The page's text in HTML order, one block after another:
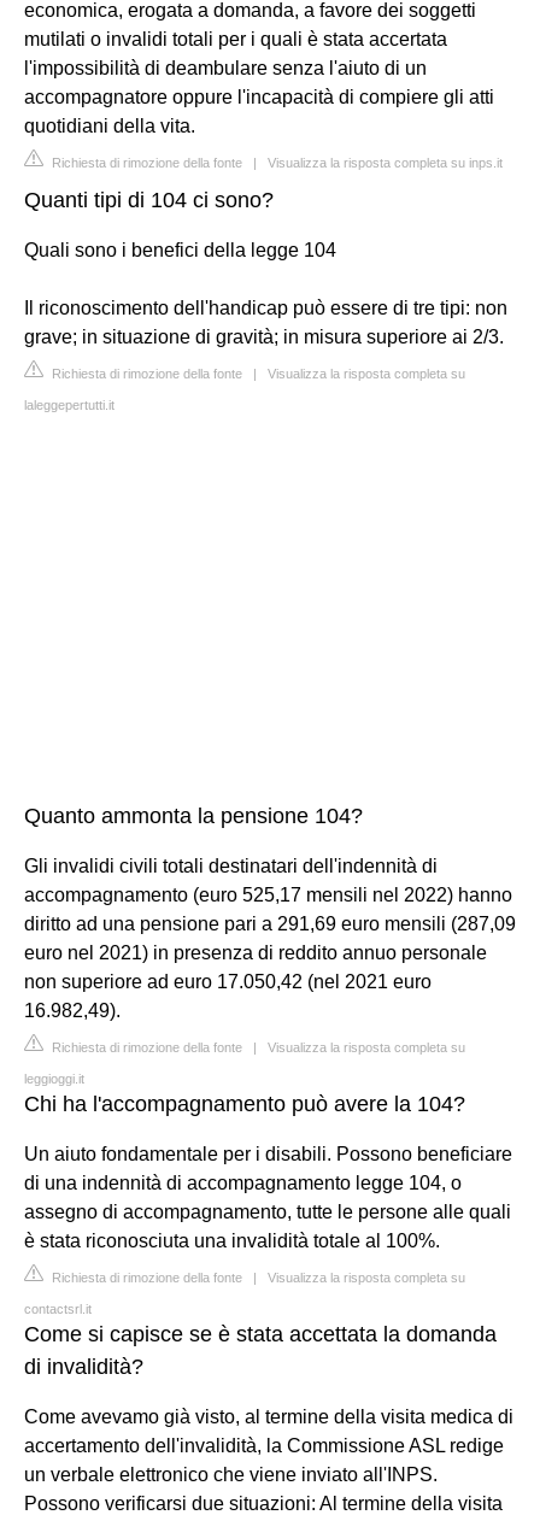
economica, erogata a domanda, a favore dei soggetti
mutilati o invalidi totali per i quali è stata accertata
l'impossibilità di deambulare senza l'aiuto di un
accompagnatore oppure l'incapacità di compiere gli atti
quotidiani della vita.
Richiesta di rimozione della fonte | Visualizza la risposta completa su inps.it
Quanti tipi di 104 ci sono?
Quali sono i benefici della legge 104
Il riconoscimento dell'handicap può essere di tre tipi: non
grave; in situazione di gravità; in misura superiore ai 2/3.
Richiesta di rimozione della fonte | Visualizza la risposta completa su
laleggepertutti.it
Quanto ammonta la pensione 104?
Gli invalidi civili totali destinatari dell'indennità di
accompagnamento (euro 525,17 mensili nel 2022) hanno
diritto ad una pensione pari a 291,69 euro mensili (287,09
euro nel 2021) in presenza di reddito annuo personale
non superiore ad euro 17.050,42 (nel 2021 euro
16.982,49).
Richiesta di rimozione della fonte | Visualizza la risposta completa su
leggioggi.it
Chi ha l'accompagnamento può avere la 104?
Un aiuto fondamentale per i disabili. Possono beneficiare
di una indennità di accompagnamento legge 104, o
assegno di accompagnamento, tutte le persone alle quali
è stata riconosciuta una invalidità totale al 100%.
Richiesta di rimozione della fonte | Visualizza la risposta completa su
contactsrl.it
Come si capisce se è stata accettata la domanda
di invalidità?
Come avevamo già visto, al termine della visita medica di
accertamento dell'invalidità, la Commissione ASL redige
un verbale elettronico che viene inviato all'INPS.
Possono verificarsi due situazioni: Al termine della visita